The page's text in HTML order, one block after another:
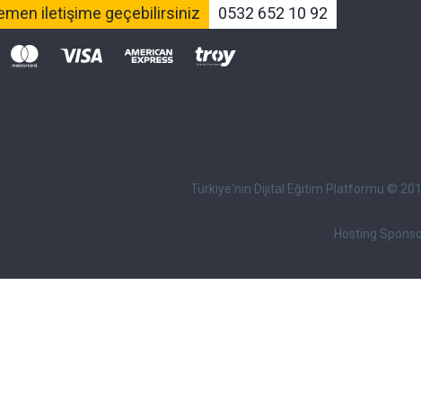
iletişime geçebilirsiniz 0532 652 10 92
Türkiye'nin Dijital Eğitim Platformu ©
Hosting